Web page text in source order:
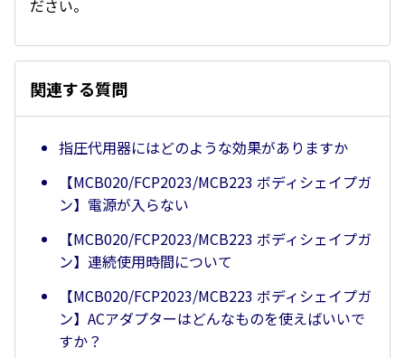
ださい。
関連する質問
指圧代用器にはどのような効果がありますか
【MCB020/FCP2023/MCB223 ボディシェイプガ
ン】電源が入らない
【MCB020/FCP2023/MCB223 ボディシェイプガ
ン】連続使用時間について
【MCB020/FCP2023/MCB223 ボディシェイプガ
ン】ACアダプターはどんなものを使えばいいで
すか？